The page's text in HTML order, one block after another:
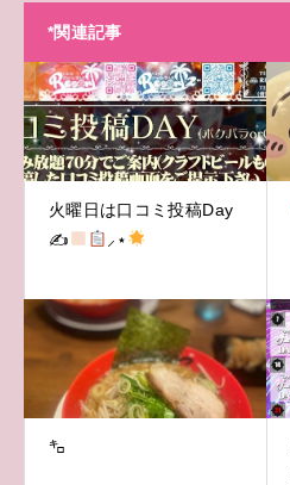
*関連記事
火曜日は口コミ投稿Day
✍
⸝‍⋆
㌔